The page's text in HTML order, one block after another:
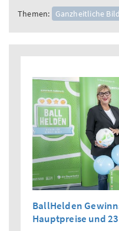
Themen:
Ganzheitliche
BallHelden
Hauptpreise und